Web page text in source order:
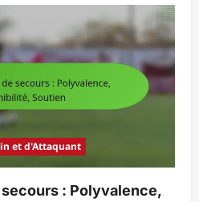
et d'Attaquant
: Polyvalence,